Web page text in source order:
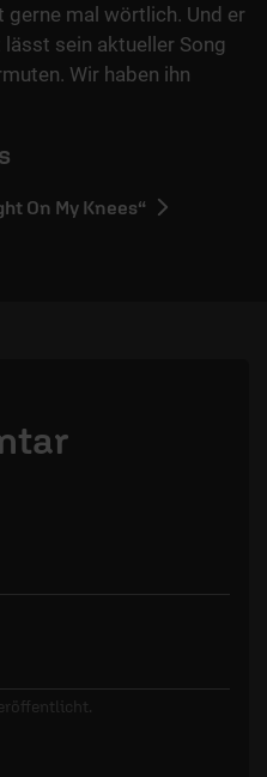
gerne mal wörtlich. Und er
sein aktueller Song
Wir haben ihn
On My Knees“